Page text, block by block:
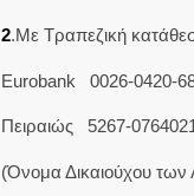
2.Με Τραπεζική
Eurobank 0026-0420-
Πειραιώς 5267-
(Όνομα Δικαιούχου